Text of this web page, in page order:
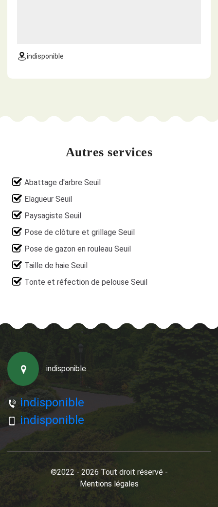
indisponible
Autres services
Abattage d'arbre Seuil
Elagueur Seuil
Paysagiste Seuil
Pose de clôture et grillage Seuil
Pose de gazon en rouleau Seuil
Taille de haie Seuil
Tonte et réfection de pelouse Seuil
indisponible
indisponible
indisponible
©2022 - 2026 Tout droit réservé -
Mentions légales